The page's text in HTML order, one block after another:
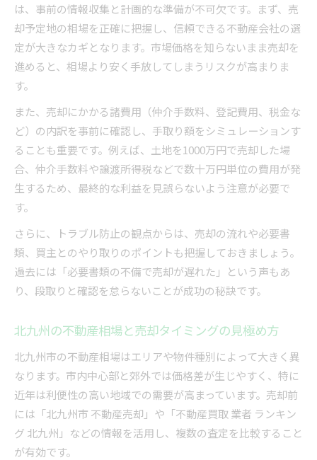
安心取引のための不動産会社選び
信頼できる不動産会社の選び方と比較ポイント
ション
囲い込みや誇大広告リスクを見抜く方法
北九州の相場を知り納得の売却へ
不動産相場を把握し失敗しない売却戦略
近隣成約事例を活用した価格設定のポイント
不動産売却で高値を狙うための情報収集法
査定比較で納得できる売却価格を目指す方法
売却トラブル回避のチェックポイント
契約条件や書類提出時の注意点まとめ
不動産取引の三大タブーを避ける実践法
情報開示不足による損失を防ぐ確認項目
第三者視点でリスクを見直す重要性
手順と注意点でスムーズな売却実現
不動産売却の流れと押さえるべき手順
は、事前の情報収集と計画的な準備が不可欠です。まず、売
却予定地の相場を正確に把握し、信頼できる不動産会社の選
定が大きなカギとなります。市場価格を知らないまま売却を
進めると、相場より安く手放してしまうリスクが高まりま
す。
また、売却にかかる諸費用（仲介手数料、登記費用、税金な
ど）の内訳を事前に確認し、手取り額をシミュレーションす
ることも重要です。例えば、土地を1000万円で売却した場
合、仲介手数料や譲渡所得税などで数十万円単位の費用が発
生するため、最終的な利益を見誤らないよう注意が必要で
す。
さらに、トラブル防止の観点からは、売却の流れや必要書
類、買主とのやり取りのポイントも把握しておきましょう。
過去には「必要書類の不備で売却が遅れた」という声もあ
り、段取りと確認を怠らないことが成功の秘訣です。
北九州の不動産相場と売却タイミングの見極め方
北九州市の不動産相場はエリアや物件種別によって大きく異
なります。市内中心部と郊外では価格差が生じやすく、特に
近年は利便性の高い地域での需要が高まっています。売却前
には「北九州市 不動産売却」や「不動産買取 業者 ランキン
グ 北九州」などの情報を活用し、複数の査定を比較すること
が有効です。